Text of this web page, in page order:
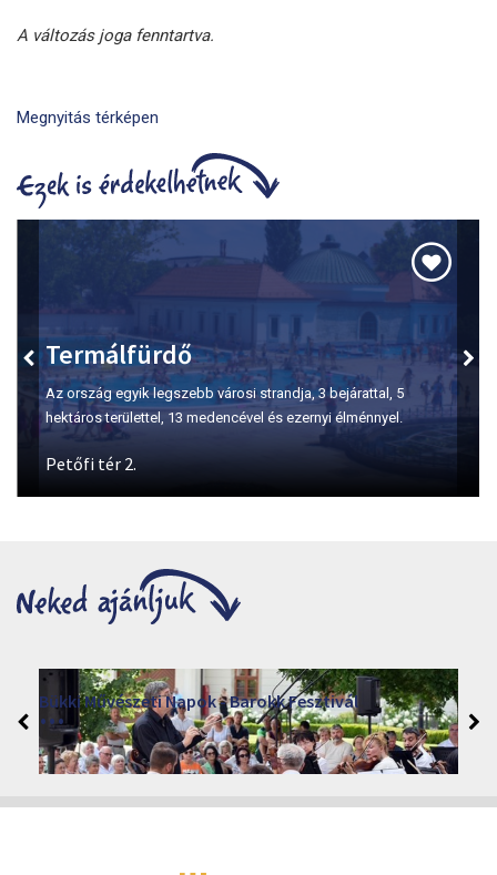
A változás joga fenntartva.
Megnyitás térképen
Szépasszony-völgy
A borkóstolás első számú helyszíne Egerben.
Gárdonyi Napok 2026
2026. augusztus 3 - 7.
Eger 3300